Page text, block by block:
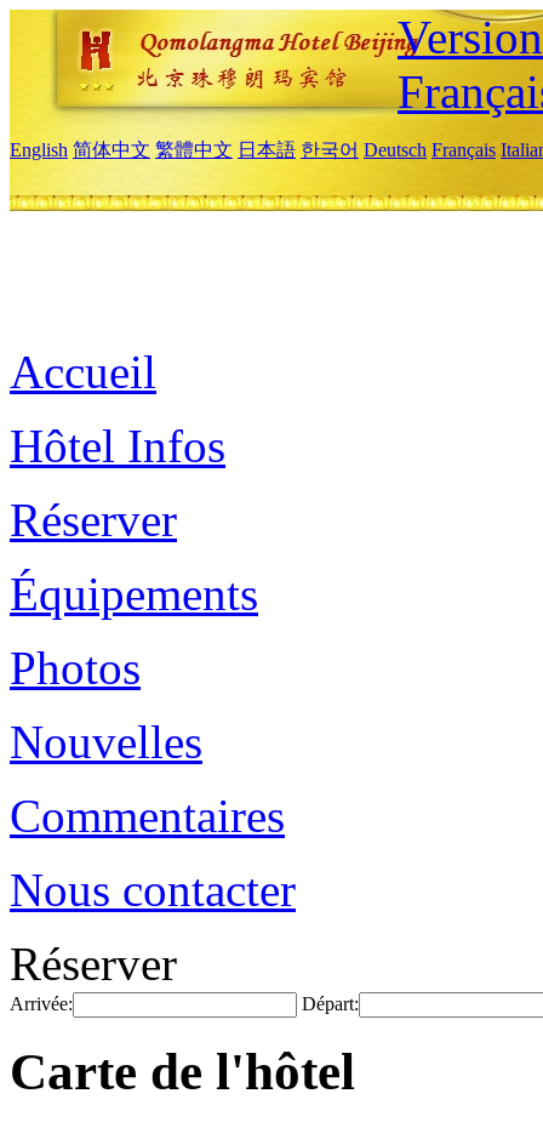
English 简体中文 繁體中文 日本語 한국어 Deutsch Français
Accueil
Hôtel Infos
Réserver
Équipements
Photos
Nouvelles
Commentaires
Nous contacter
Réserver
Arrivée: Départ:
Carte de l'hôtel